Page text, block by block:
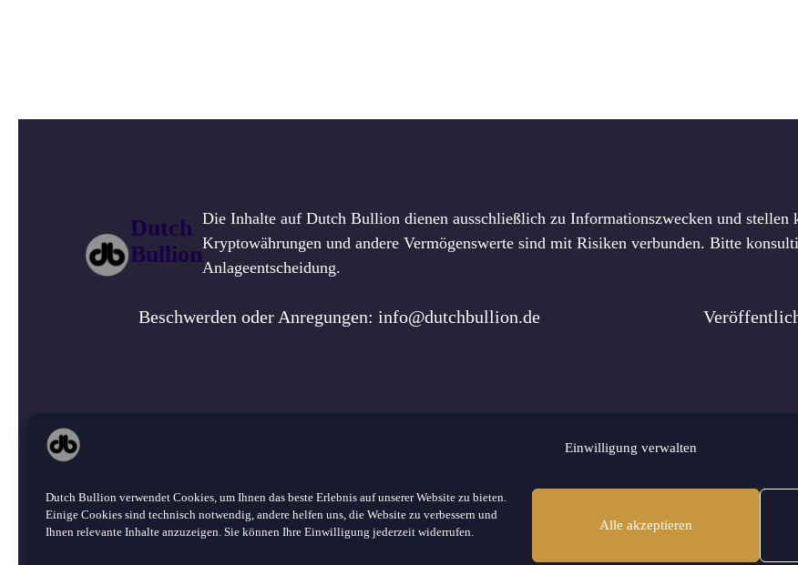
Einwilligung verwalten
Dutch Bullion verwendet Cookies, um Ihnen das beste Erlebnis auf unserer Website zu bieten.
Einige Cookies sind technisch notwendig, andere helfen uns, die Website zu verbessern und
Ihnen relevante Inhalte anzuzeigen. Sie können Ihre Einwilligung jederzeit widerrufen.
Alle akzeptieren
Dutch
Bullion
Die Inhalte auf Dutch Bullion dienen ausschließlich zu Informationszwecken und
Kryptowährungen und andere Vermögenswerte sind mit Risiken verbunden. Bitte
Anlageentscheidung.
Beschwerden oder Anregungen: info@dutchbullion.de
vorbehalten.
Redaktionelle RichtlinienWerbenKontaktImpressum